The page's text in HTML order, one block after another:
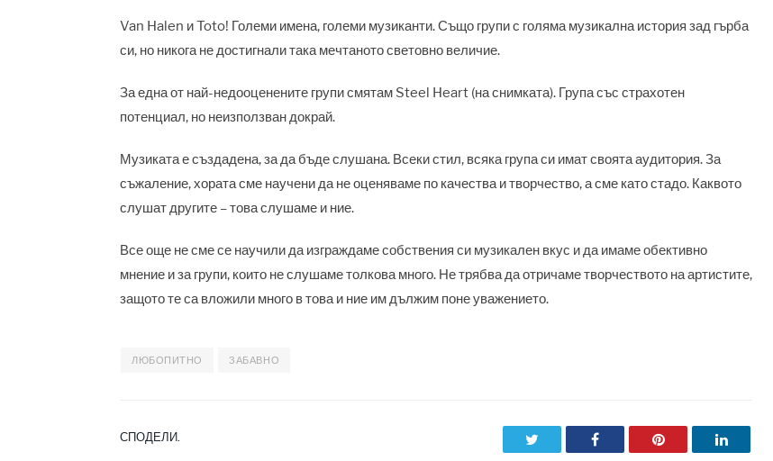
Van Halen и Toto! Големи имена, големи музиканти. Също групи с голяма музикална история зад гърба
си, но никога не достигнали така мечтаното световно величие.
За една от най-недооценените групи смятам Steel Heart (на снимката). Група със страхотен
потенциал, но неизползван докрай.
Музиката е създадена, за да бъде слушана. Всеки стил, всяка група си имат своята аудитория. За
съжаление, хората сме научени да не оценяваме по качества и творчество, а сме като стадо. Каквото
слушат другите – това слушаме и ние.
Все още не сме се научили да изграждаме собствения си музикален вкус и да имаме обективно
мнение и за групи, които не слушаме толкова много. Не трябва да отричаме творчеството на артистите,
защото те са вложили много в това и ние им дължим поне уважението.
ЛЮБОПИТНО ЗАБАВНО
СПОДЕЛИ. Facebook Pinterest LinkedIn